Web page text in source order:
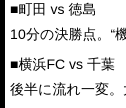
■町田 vs 徳島
10分の決勝点。“
■横浜FC vs 千葉
後半に流れ一変